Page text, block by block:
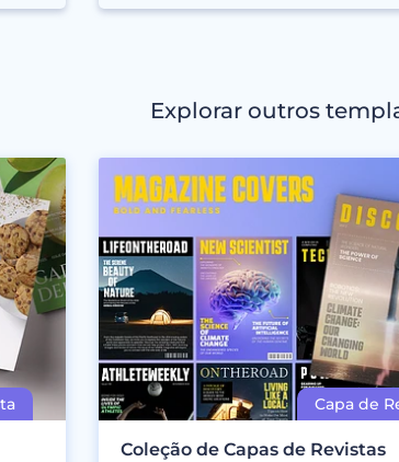
Explorar outros
Coleção de Capas de Revistas